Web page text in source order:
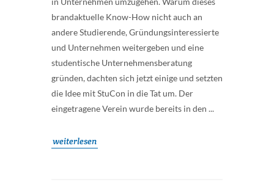
brandaktuelle Know-How nicht auch an
andere Studierende, Gründungsinteressierte
und Unternehmen weitergeben und eine
studentische Unternehmensberatung
gründen, dachten sich jetzt einige und setzten
die Idee mit StuCon in die Tat um. Der
eingetragene Verein wurde bereits in den ...
weiterlesen